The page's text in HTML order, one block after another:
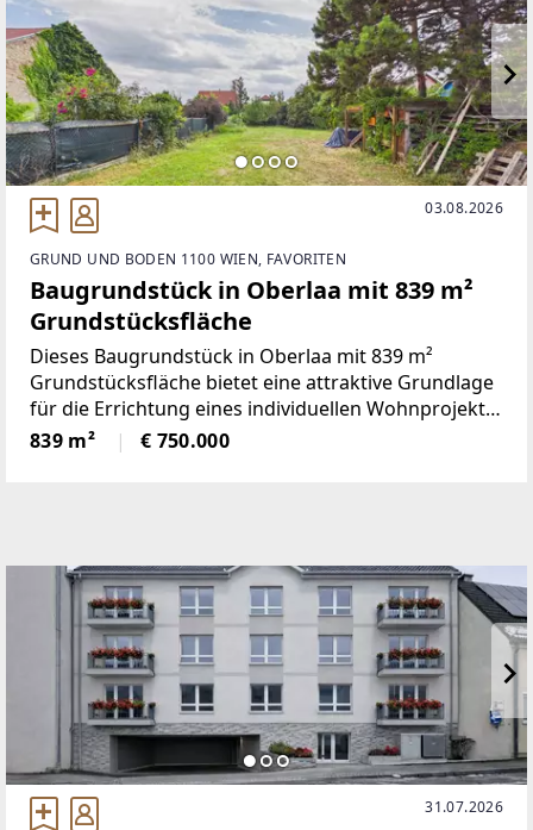
03.08.2026
GRUND UND BODEN 1100 WIEN, FAVORITEN
Baugrundstück in Oberlaa mit 839 m²
Grundstücksfläche
Dieses Baugrundstück in Oberlaa mit 839 m²
Grundstücksfläche bietet eine attraktive Grundlage
für die Errichtung eines individuellen Wohnprojekts
mit großzügiger
Gartenfläche.GRUNDSTÜCKSDATENGrundstücksfläc
839 m² € 750.000
31.07.2026